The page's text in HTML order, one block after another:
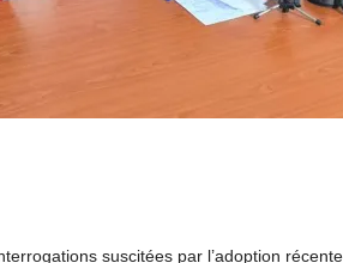
suscitées par l’adoption